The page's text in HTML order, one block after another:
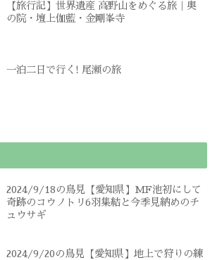
【旅行記】世界遺産 高野山をめぐる旅｜奥
の院・壇上伽藍・金剛峯寺
一泊二日で行く! 尾瀬の旅
2024/9/18の鳥見【愛知県】MF池初にして
奇跡のコウノトリ6羽集結と今季見納めのチ
ュウサギ
2024/9/20の鳥見【愛知県】地上で狩りの練